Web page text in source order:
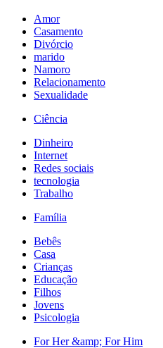
Amor
Casamento
Divórcio
marido
Namoro
Relacionamento
Sexualidade
Ciência
Dinheiro
Internet
Redes sociais
tecnologia
Trabalho
Família
Bebês
Casa
Crianças
Educação
Filhos
Jovens
Psicologia
For Her &amp; For Him